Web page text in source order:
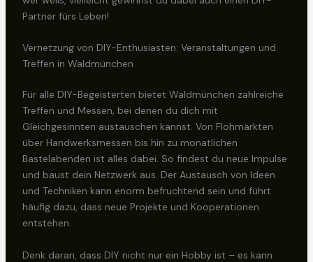
Partner fürs Leben!
Vernetzung von DIY-Enthusiasten: Veranstaltungen und
Treffen in Waldmünchen
Für alle DIY-Begeisterten bietet Waldmünchen zahlreiche
Treffen und Messen, bei denen du dich mit
Gleichgesinnten austauschen kannst. Von Flohmärkten
über Handwerksmessen bis hin zu monatlichen
Bastelabenden ist alles dabei. So findest du neue Impulse
und baust dein Netzwerk aus. Der Austausch von Ideen
und Techniken kann enorm befruchtend sein und führt
häufig dazu, dass neue Projekte und Kooperationen
entstehen.
Denk daran, dass DIY nicht nur ein Hobby ist – es kann